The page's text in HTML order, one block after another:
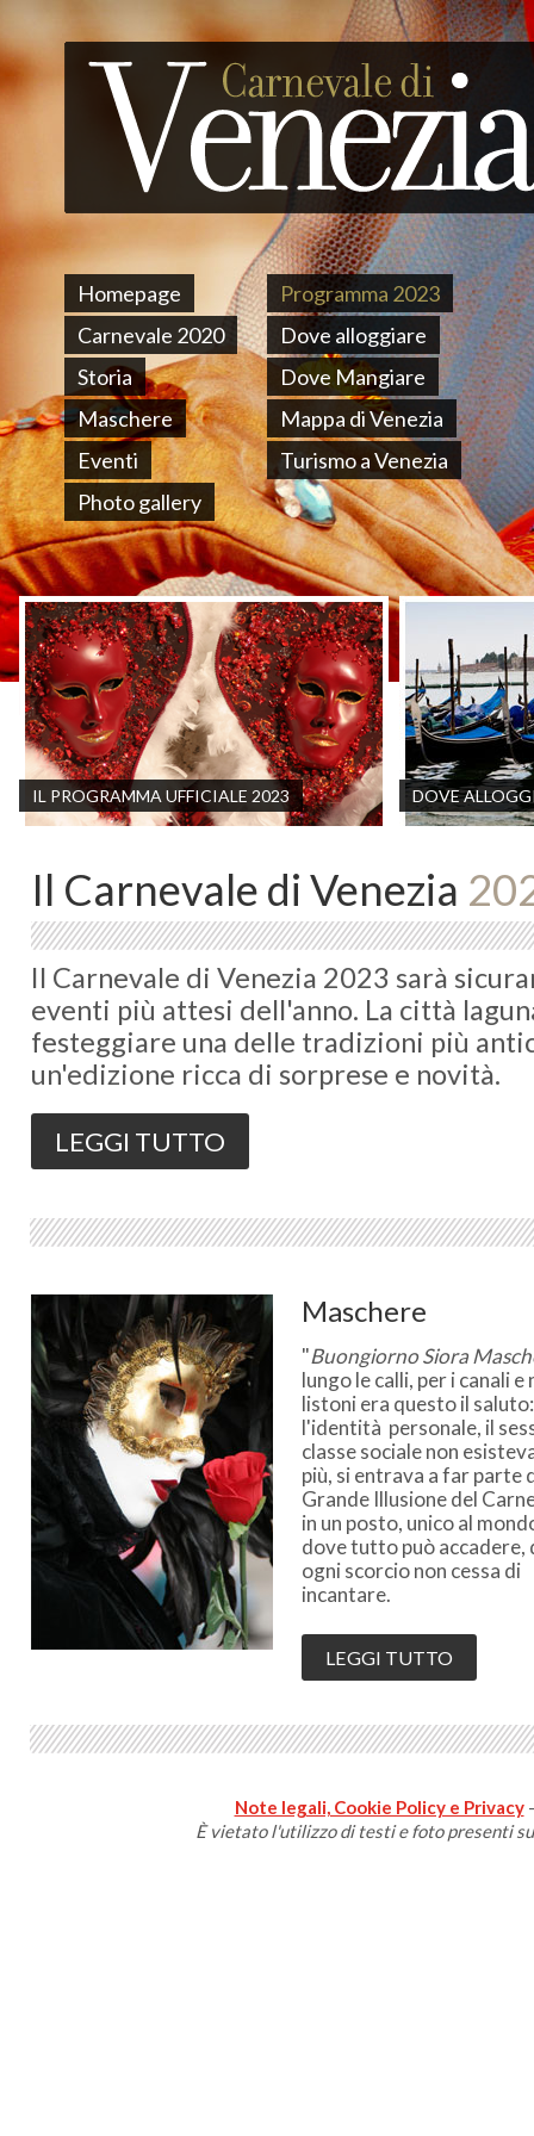
Homepage
Carnevale 2020
Storia
Maschere
Eventi
Photo gallery
Programma 2023
Dove alloggiare
Dove Mangiare
Mappa di Venezia
Turismo a Venezia
IL PROGRAMMA UFFICIALE 2023 DOVE
Il Carnevale di Venezia
Il Carnevale di Venezia 2023 sarà
eventi più attesi dell'anno. La città
festeggiare una delle tradizioni più
un'edizione ricca di sorprese e novità.
LEGGI TUTTO
Maschere
"Buongiorno Siora
lungo le calli, per i canali e
listoni era questo il saluto:
l'identità personale, il
classe sociale non
più, si entrava a far parte
Grande Illusione del
in un posto, unico al
dove tutto può accadere,
ogni scorcio non cessa di
incantare.
LEGGI TUTTO
Note legali, Cookie Policy e Privacy-
È vietato l'utilizzo di testi e foto presenti